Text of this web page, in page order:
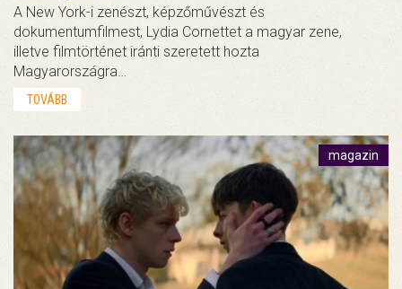
A New York-i zenészt, képzőművészt és
dokumentumfilmest, Lydia Cornettet a magyar zene,
illetve filmtörténet iránti szeretett hozta
Magyarországra…
TOVÁBB
magazin